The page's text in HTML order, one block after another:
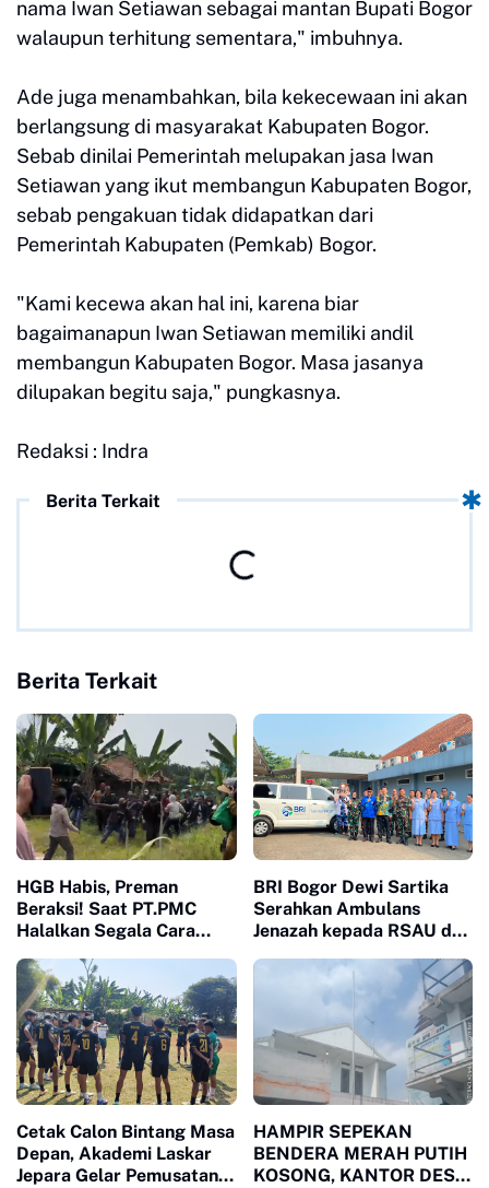
nama Iwan Setiawan sebagai mantan Bupati Bogor
walaupun terhitung sementara," imbuhnya.
Ade juga menambahkan, bila kekecewaan ini akan
berlangsung di masyarakat Kabupaten Bogor.
Sebab dinilai Pemerintah melupakan jasa Iwan
Setiawan yang ikut membangun Kabupaten Bogor,
sebab pengakuan tidak didapatkan dari
Pemerintah Kabupaten (Pemkab) Bogor.
"Kami kecewa akan hal ini, karena biar
bagaimanapun Iwan Setiawan memiliki andil
membangun Kabupaten Bogor. Masa jasanya
dilupakan begitu saja," pungkasnya.
Redaksi : Indra
Berita Terkait
Berita Terkait
HGB Habis, Preman
Beraksi! Saat PT.PMC
Halalkan Segala Cara
Depan Penguasa yang
Bungkam
BRI Bogor Dewi Sartika
Serahkan Ambulans
Jenazah kepada RSAU dr.
Pelayanan Kemanusiaan
Cetak Calon Bintang Masa
Depan, Akademi Laskar
Jepara Gelar Pemusatan
HAMPIR SEPEKAN
BENDERA MERAH PUTIH
KOSONG, KANTOR DESA